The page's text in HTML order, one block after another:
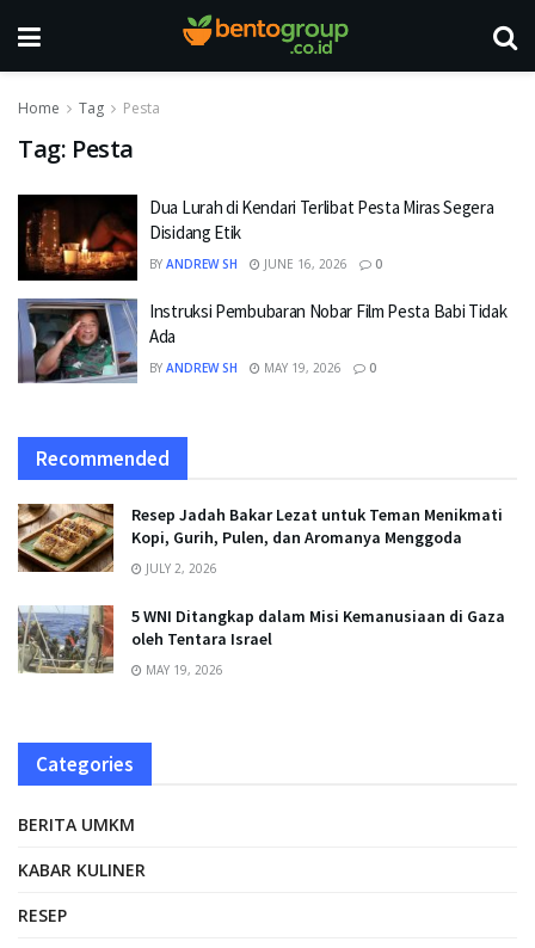
Home Tag Pesta
Tag: Pesta
Dua Lurah di Kendari Terlibat Pesta Miras Segera
Disidang Etik
BY ANDREW SH JUNE 16, 2026 0
Instruksi Pembubaran Nobar Film Pesta Babi Tidak
Ada
BY ANDREW SH MAY 19, 2026 0
Recommended
Resep Jadah Bakar Lezat untuk Teman Menikmati
Kopi, Gurih, Pulen, dan Aromanya Menggoda
JULY 2, 2026
5 WNI Ditangkap dalam Misi Kemanusiaan di Gaza
oleh Tentara Israel
MAY 19, 2026
Categories
BERITA UMKM
KABAR KULINER
RESEP